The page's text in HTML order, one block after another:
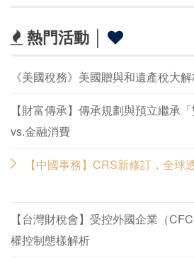
熱門活動 │
《美國稅務》美國贈與和遺產稅大
【財富傳承】傳承規劃與預立繼承
vs.金融消費
【中國事務】CRS新修訂，全球
【台灣財稅會】受控外國企業（
權控制態樣解析